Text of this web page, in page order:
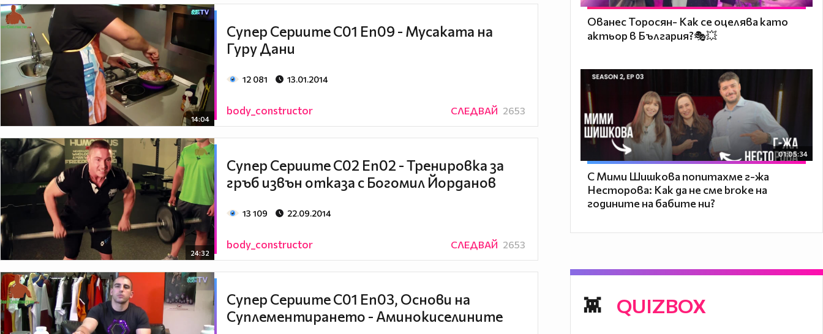
Ованес Торосян- Как се оцелява като
актьор в България?🎭💥
01:05:34
С Мими Шишкова попитахме г-жа
Несторова: Как да не сме broke на
годините на бабите ни?
QUIZBOX
14:04
Супер Сериите С01 Еп09 - Мусаката на
Гуру Дани
12 081 13.01.2014
body_constructor СЛЕДВАЙ 2653
24:32
Супер Сериите С02 Еп02 - Тренировка за
гръб извън отказа с Богомил Йорданов
13 109 22.09.2014
body_constructor СЛЕДВАЙ 2653
Супер Сериите С01 Еп03, Основи на
Суплементирането - Аминокиселините